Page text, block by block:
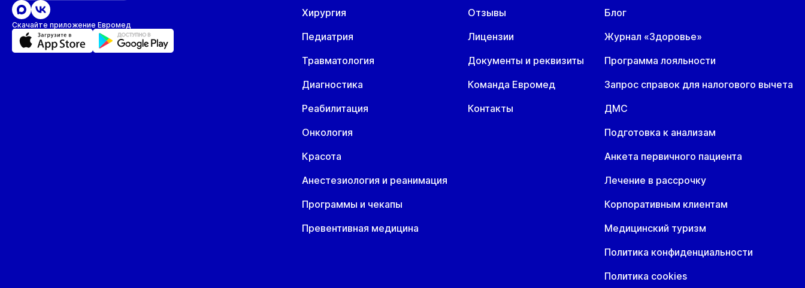
Пластический хирург
Психотерапевт
Пульмонолог
Ревматолог
Скачайте приложение Евромед
Хирургия
Педиатрия
Травматология
Диагностика
Реабилитация
Онкология
Красота
Анестезиология и реанимация
Программы и чекапы
Превентивная медицина
Отзывы
Лицензии
Документы и реквизиты
Команда Евромед
Контакты
Блог
Журнал «Здоровье»
Программа лояльности
Запрос справок для налогового вычета
ДМС
Подготовка к анализам
Анкета первичного пациента
Лечение в рассрочку
Корпоративным клиентам
Медицинский туризм
Политика конфиденциальности
Политика cookies